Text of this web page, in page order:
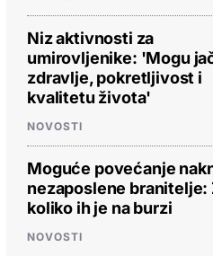
PROVJERITE PONUDU
Niz aktivnosti za
umirovljenike: 'Mogu
zdravlje, pokretljivost i
kvalitetu života'
NOVOSTI
Moguće povećanje
nezaposlene branitelje:
koliko ih je na burzi
NOVOSTI